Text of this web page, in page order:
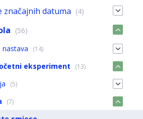
značajnih datuma (4)
(56)
nastava
(14)
eksperiment (13)
(5)
(7)